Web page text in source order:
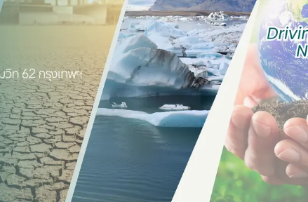
หัวข้อ ห้อ
พิธีเปิดและมอบรางวัล Climate Action ห้อ